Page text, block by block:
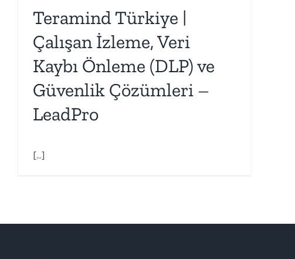
Teramind Türkiye |
Çalışan İzleme, Veri
Kaybı Önleme (DLP) ve
Güvenlik Çözümleri –
LeadPro
[...]